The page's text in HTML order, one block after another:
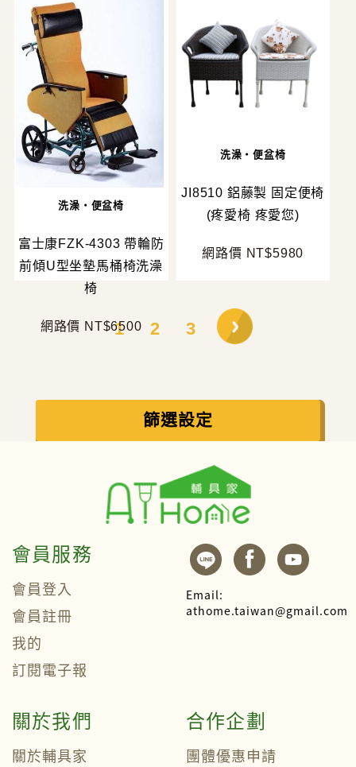
洗澡・便盆椅
富士康FZK-4303 帶輪防
前傾U型坐墊馬桶椅洗澡
椅
網路價 NT$6500
洗澡・便盆椅
JI8510 鋁藤製 固定便椅
(疼愛椅 疼愛您)
網路價 NT$5980
1 2 3
篩選設定
會員服務
會員登入
會員註冊
我的
訂閱電子報
Email:
athome.taiwan@gmail.com
關於我們
關於輔具家
合作企劃
團體優惠申請